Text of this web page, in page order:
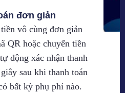
đơn giản
vô cùng đơn giản
QR hoặc chuyển tiền
động xác nhận thanh
sau khi thanh toán
bất kỳ phụ phí nào.